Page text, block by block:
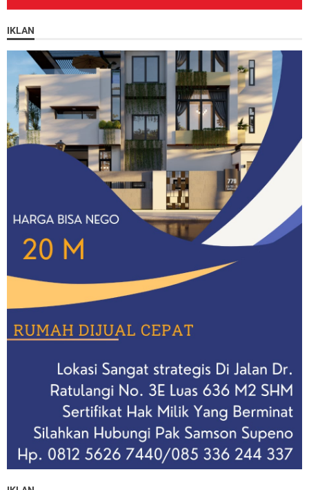
IKLAN